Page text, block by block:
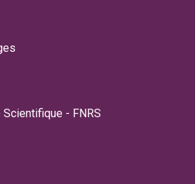
- FNRS